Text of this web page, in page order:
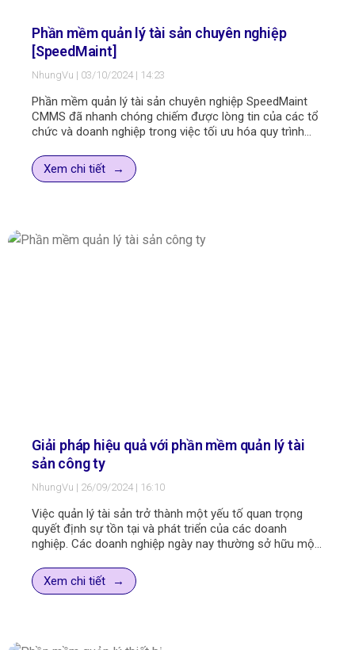
Phần mềm quản lý tài sản chuyên nghiệp
[SpeedMaint]
NhungVu 03/10/2024 14:23
Phần mềm quản lý tài sản chuyên nghiệp SpeedMaint
CMMS đã nhanh chóng chiếm được lòng tin của các tổ
chức và doanh nghiệp trong việc tối ưu hóa quy trình
những ưu điểm và tính năng vượt trội của phần mềm,
cùng với các phân tích chuyên sâu giúp độc giả hiểu rõ
Xem chi tiết
Giải pháp hiệu quả với phần mềm quản lý tài
sản công ty
NhungVu 26/09/2024 16:10
Việc quản lý tài sản trở thành một yếu tố quan trọng
quyết định sự tồn tại và phát triển của các doanh
nghiệp. Các doanh nghiệp ngày nay thường sở hữu một
việc theo dõi, quản lý và tối ưu hóa việc sử dụng tài sản
trở nên cần thiết hơn bao giờ hết. Trong bài viết này
Xem chi tiết